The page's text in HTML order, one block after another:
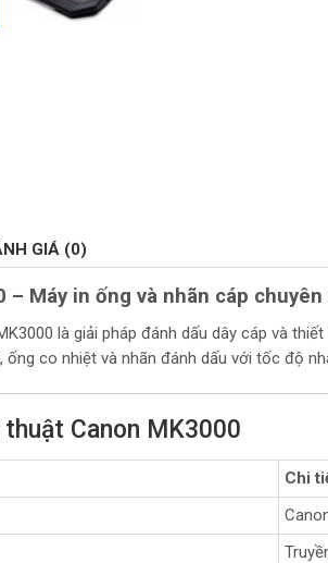
GIÁ (0)
– Máy in ống và nhãn cáp chuyên
là giải pháp đánh dấu dây cáp và
ống co nhiệt và nhãn đánh dấu với tốc độ
Canon MK3000
Chi